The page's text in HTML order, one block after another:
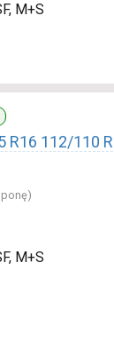
M+S
R16 112/110 R
M+S